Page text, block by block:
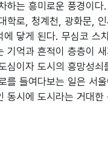
하는 흥미로운 풍경이다
학로, 청계천, 광화문, 인
에 닿게 된다. 무심코 스
기억과 흔적이 층층이
심이자 도시의 흥망성쇠
를 들여다보는 일은 서
동시에 도시라는 거대한